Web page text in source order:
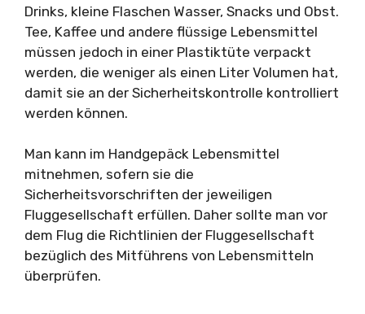
Drinks, kleine Flaschen Wasser, Snacks und Obst.
Tee, Kaffee und andere flüssige Lebensmittel
müssen jedoch in einer Plastiktüte verpackt
werden, die weniger als einen Liter Volumen hat,
damit sie an der Sicherheitskontrolle kontrolliert
werden können.
Man kann im Handgepäck Lebensmittel
mitnehmen, sofern sie die
Sicherheitsvorschriften der jeweiligen
Fluggesellschaft erfüllen. Daher sollte man vor
dem Flug die Richtlinien der Fluggesellschaft
bezüglich des Mitführens von Lebensmitteln
überprüfen.